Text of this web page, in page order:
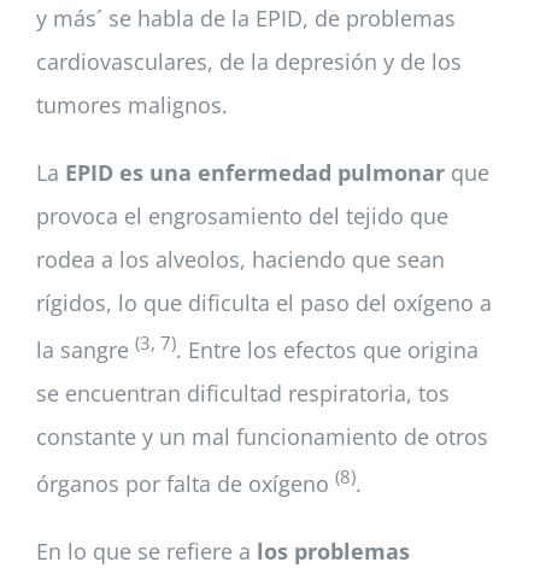
y más´ se habla de la EPID, de problemas
cardiovasculares, de la depresión y de los
tumores malignos.
La EPID es una enfermedad pulmonar que
provoca el engrosamiento del tejido que
rodea a los alveolos, haciendo que sean
rígidos, lo que dificulta el paso del oxígeno a
la sangre (3, 7). Entre los efectos que origina
se encuentran dificultad respiratoria, tos
constante y un mal funcionamiento de otros
órganos por falta de oxígeno (8).
En lo que se refiere a los problemas